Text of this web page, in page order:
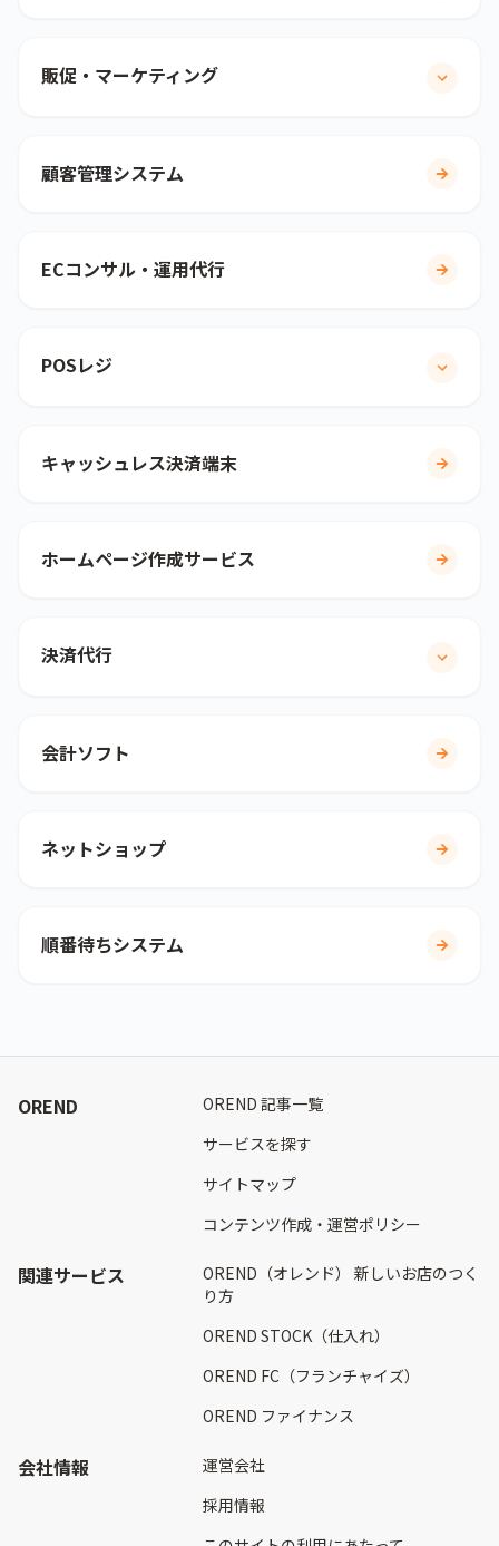
販促・マーケティング
顧客管理システム
ECコンサル・運用代行
POSレジ
キャッシュレス決済端末
ホームページ作成サービス
決済代行
会計ソフト
ネットショップ
順番待ちシステム
OREND
OREND 記事一覧
サービスを探す
サイトマップ
コンテンツ作成・運営ポリシー
関連サービス
OREND（オレンド） 新しいお店のつく
り方
OREND STOCK（仕入れ）
OREND FC（フランチャイズ）
OREND ファイナンス
会社情報
運営会社
採用情報